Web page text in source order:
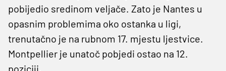
pobijedio sredinom veljače. Zato je Nantes u
opasnim problemima oko ostanka u ligi,
trenutačno je na rubnom 17. mjestu ljestvice.
Montpellier je unatoč pobjedi ostao na 12.
poziciji.